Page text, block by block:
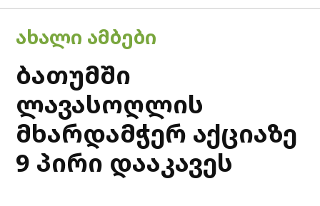
POSTED
IN
ᲐᲮᲐᲚᲘ ᲐᲛᲑᲔᲑᲘ
ბათუმში
ლავასოღლის
მხარდამჭერ აქციაზე
9 პირი დააკავეს